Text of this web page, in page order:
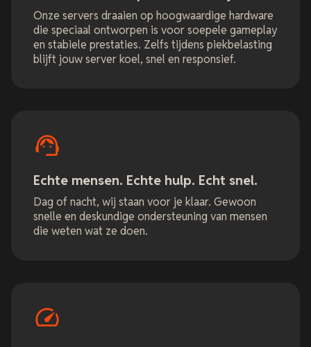
Onze servers draaien op hoogwaardige hardware
die speciaal ontworpen is voor soepele gameplay
en stabiele prestaties. Zelfs tijdens piekbelasting
blijft jouw server koel, snel en responsief.
Echte mensen. Echte hulp. Echt snel.
Dag of nacht, wij staan voor je klaar. Gewoon
snelle en deskundige ondersteuning van mensen
die weten wat ze doen.